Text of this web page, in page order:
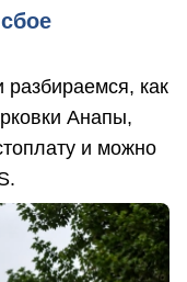
как
Анапы,
и можно